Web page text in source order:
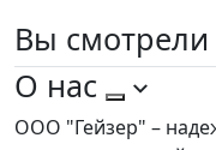
Вы смотрели
О нас
ООО "Гейзер" –